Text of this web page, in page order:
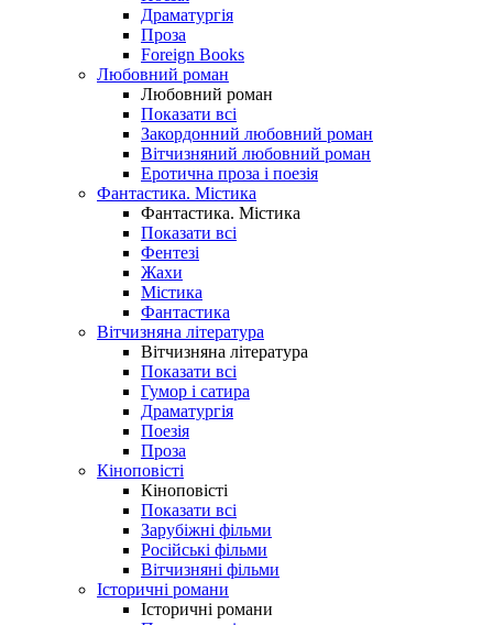
Драматургія
Проза
Foreign Books
Любовний роман
Любовний роман
Показати всі
Закордонний любовний роман
Вітчизняний любовний роман
Еротична проза і поезія
Фантастика. Містика
Фантастика. Містика
Показати всі
Фентезі
Жахи
Містика
Фантастика
Вітчизняна література
Вітчизняна література
Показати всі
Гумор і сатира
Драматургія
Поезія
Проза
Кіноповісті
Кіноповісті
Показати всі
Зарубіжні фільми
Російські фільми
Вітчизняні фільми
Історичні романи
Історичні романи